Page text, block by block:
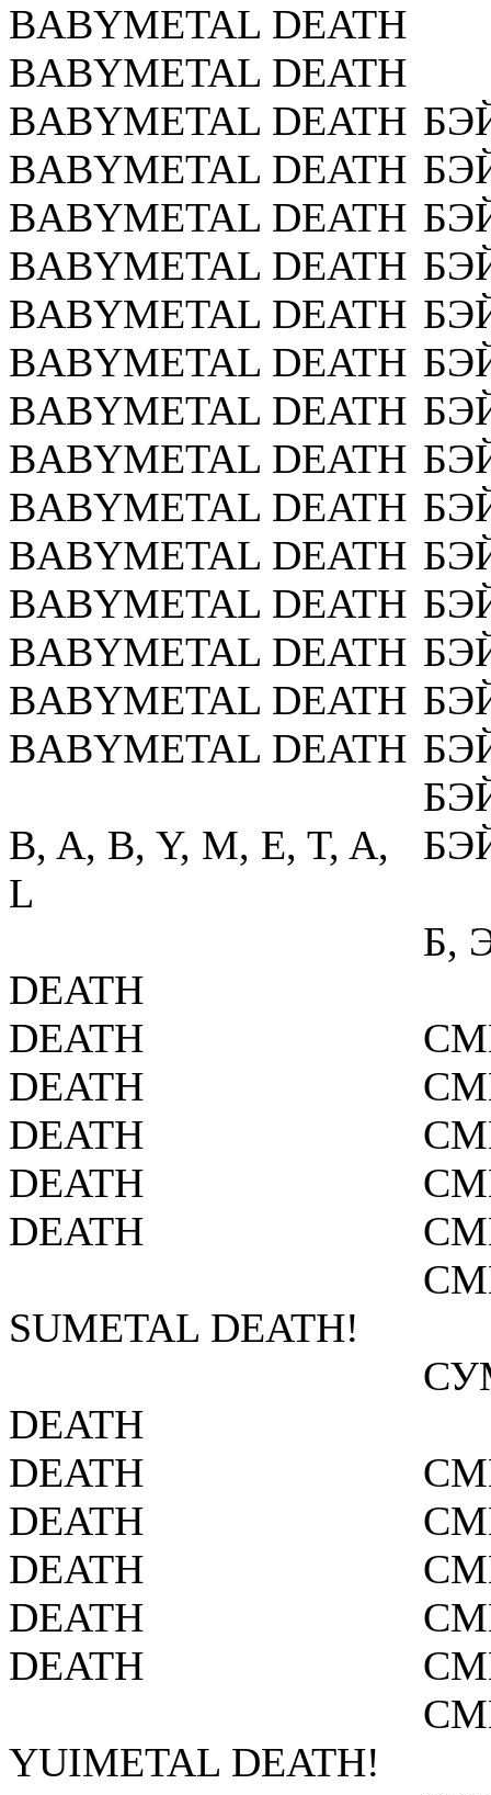
BABYMETAL DEATH
BABYMETAL DEATH
BABYMETAL DEATH
BABYMETAL DEATH
BABYMETAL DEATH
BABYMETAL DEATH
BABYMETAL DEATH
BABYMETAL DEATH
BABYMETAL DEATH
BABYMETAL DEATH
BABYMETAL DEATH
BABYMETAL DEATH
BABYMETAL DEATH
BABYMETAL DEATH
BABYMETAL DEATH
BABYMETAL DEATH
B, A, B, Y, M, E, T, A,
L
DEATH
DEATH
DEATH
DEATH
DEATH
DEATH
SUMETAL DEATH!
DEATH
DEATH
DEATH
DEATH
DEATH
DEATH
YUIMETAL DEATH!
Б,